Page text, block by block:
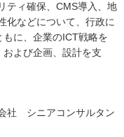
ティ確保、CMS導入、地
化などについて、行政に
に、企業のICT戦略を
よび企画、設計を支
社 シニアコンサルタン